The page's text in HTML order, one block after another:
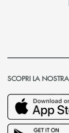
SCOPRI LA